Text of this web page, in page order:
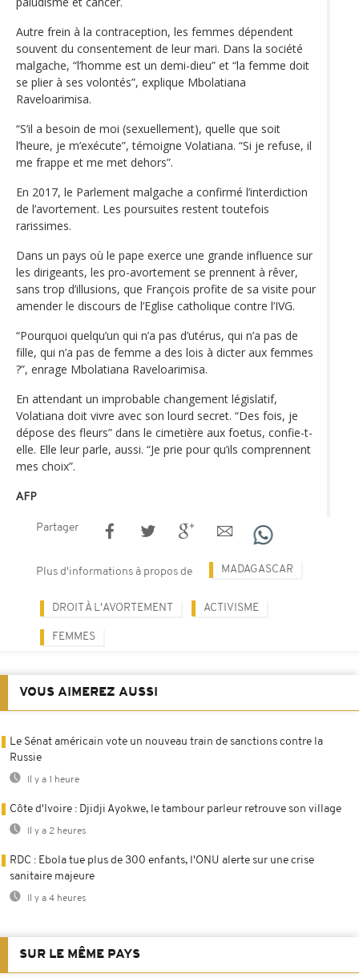
Autre frein à la contraception, les femmes dépendent
souvent du consentement de leur mari. Dans la société
malgache, “l’homme est un demi-dieu” et “la femme doit
se plier à ses volontés”, explique Mbolatiana
Raveloarimisa.
“S’il a besoin de moi (sexuellement), quelle que soit
l’heure, je m’exécute”, témoigne Volatiana. “Si je refuse, il
me frappe et me met dehors”.
En 2017, le Parlement malgache a confirmé l’interdiction
de l’avortement. Les poursuites restent toutefois
rarissimes.
Dans un pays où le pape exerce une grande influence sur
les dirigeants, les pro-avortement se prennent à rêver,
sans trop d’illusions, que François profite de sa visite pour
amender le discours de l’Eglise catholique contre l’IVG.
“Pourquoi quelqu’un qui n’a pas d’utérus, qui n’a pas de
fille, qui n’a pas de femme a des lois à dicter aux femmes
?”, enrage Mbolatiana Raveloarimisa.
En attendant un improbable changement législatif,
Volatiana doit vivre avec son lourd secret. “Des fois, je
dépose des fleurs” dans le cimetière aux foetus, confie-t-
elle. Elle leur parle, aussi. “Je prie pour qu’ils comprennent
mes choix”.
AFP
Partager
Plus d'informations à propos de MADAGASCAR
DROIT À L'AVORTEMENT ACTIVISME
FEMMES
VOUS AIMEREZ AUSSI
Le Sénat américain vote un nouveau train de sanctions contre la
Russie
Il y a 1 heure
Côte d'Ivoire : Djidji Ayokwe, le tambour parleur retrouve son village
Il y a 2 heures
RDC : Ebola tue plus de 300 enfants, l'ONU alerte sur une crise
sanitaire majeure
Il y a 4 heures
SUR LE MÊME PAYS